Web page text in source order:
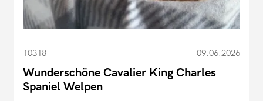
10318 09.06.2026
Wunderschöne Cavalier King Charles
Spaniel Welpen